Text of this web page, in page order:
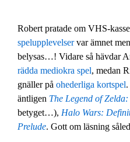
Robert pratade om VHS-
spelupplevelservar ämnet
belysas…! Vidare så hävdar
rädda mediokra spel, medan
gnäller på ohederliga kortspel
äntligen The Legend of
betyget…), Halo Wars:
Prelude. Gott om läsning